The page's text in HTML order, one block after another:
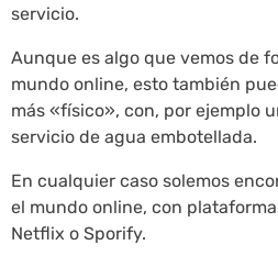
servicio.
Aunque es algo que vemos de
mundo online, esto también
más «físico», con, por ejemplo
servicio de agua embotellada.
En cualquier caso solemos
el mundo online, con
Netflix o Sporify.